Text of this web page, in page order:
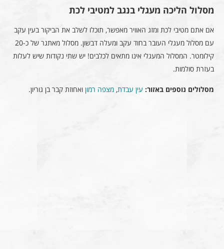
מסלול הליכה מעגלי בנגב למטיבי לכת
אם אתם מטיבי לכת ומזג האוויר מאפשר, תוכלו לשלב את הביקור בעין עקב
עם מסלול מעגלי העובר בחוד עקב ומעלה דבשון. מסלול מאתגר של כ-20
קילומטר. המסלול המעגלי אינו מתאים לכלבים! יש שתי נקודות שיש לעלות
בעזרת סולמות.
מסלולים נוספים באזור: עין עבדת, מצפה רמון ואחוזת קבר בן גוריון.